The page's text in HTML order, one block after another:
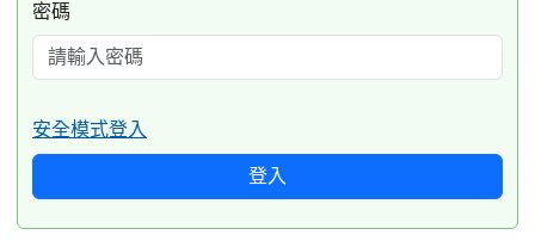
密碼
安全模式登入
登入